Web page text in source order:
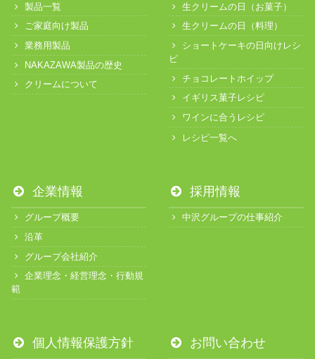
製品一覧
ご家庭向け製品
業務用製品
NAKAZAWA製品の歴史
クリームについて
生クリームの日（お菓子）
生クリームの日（料理）
ショートケーキの日向けレシ
ピ
チョコレートホイップ
イギリス菓子レシピ
ワインに合うレシピ
レシピ一覧へ
企業情報
グループ概要
沿革
グループ会社紹介
企業理念・経営理念・行動規
範
採用情報
中沢グループの仕事紹介
個人情報保護方針 お問い合わせ